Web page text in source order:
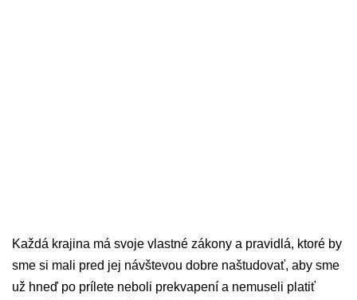
Každá krajina má svoje vlastné zákony a pravidlá, ktoré by
sme si mali pred jej návštevou dobre naštudovať, aby sme
už hneď po prílete neboli prekvapení a nemuseli platiť